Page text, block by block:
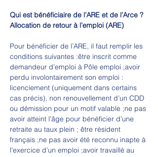
Qui est bénéficiaire de l’ARE et de l’Arce ?
Allocation de retour à l’emploi (ARE)
Pour bénéficier de l’ARE, il faut remplir les
conditions suivantes :être inscrit comme
demandeur d’emploi à Pôle emploi ;avoir
perdu involontairement son emploi :
licenciement (uniquement dans certains
cas précis), non renouvellement d’un CDD
ou démission pour un motif valable ;ne pas
avoir atteint l’âge pour bénéficier d’une
retraite au taux plein ; être résident
français ;ne pas avoir été reconnu inapte à
l'exercice d’un emploi ;avoir travaillé au